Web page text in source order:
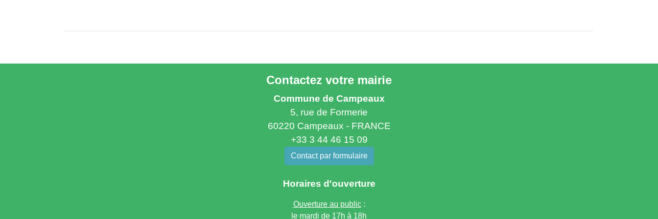
Contactez votre mairie
Commune de Campeaux
5, rue de Formerie
60220 Campeaux - FRANCE
+33 3 44 46 15 09
Contact par formulaire
Horaires d'ouverture
Ouverture au public:
le mardi de 17h à 18h